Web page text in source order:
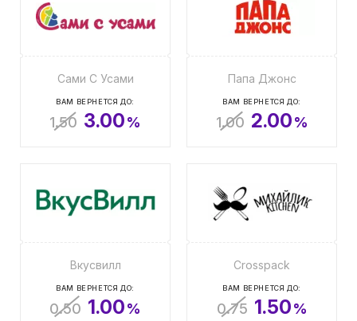
Сами С Усами
ВАМ ВЕРНЕТСЯ ДО:
1.50 3.00%
Папа Джонс
ВАМ ВЕРНЕТСЯ ДО:
1.00 2.00%
Вкусвилл
ВАМ ВЕРНЕТСЯ ДО:
0.50 1.00%
Crosspack
ВАМ ВЕРНЕТСЯ ДО:
0.75 1.50%